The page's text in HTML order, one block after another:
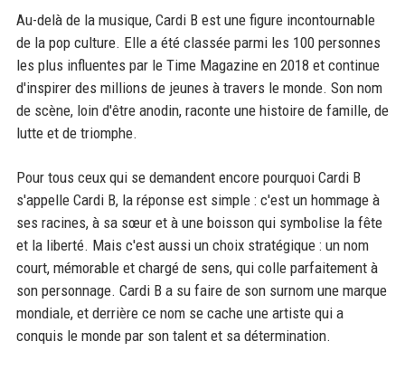
Au-delà de la musique, Cardi B est une figure incontournable
de la pop culture. Elle a été classée parmi les 100 personnes
les plus influentes par le Time Magazine en 2018 et continue
d'inspirer des millions de jeunes à travers le monde. Son nom
de scène, loin d'être anodin, raconte une histoire de famille, de
lutte et de triomphe.
Pour tous ceux qui se demandent encore pourquoi Cardi B
s'appelle Cardi B, la réponse est simple : c'est un hommage à
ses racines, à sa sœur et à une boisson qui symbolise la fête
et la liberté. Mais c'est aussi un choix stratégique : un nom
court, mémorable et chargé de sens, qui colle parfaitement à
son personnage. Cardi B a su faire de son surnom une marque
mondiale, et derrière ce nom se cache une artiste qui a
conquis le monde par son talent et sa détermination.